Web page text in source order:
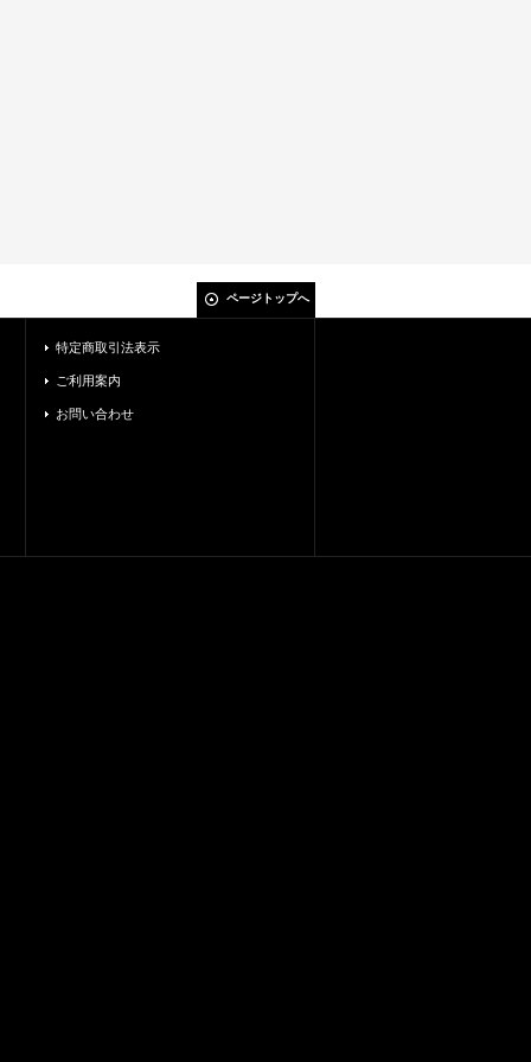
ページトップへ
特定商取引法表示
ご利用案内
お問い合わせ